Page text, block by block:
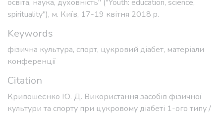
Кривошеєнко Ю. Д. Використання засобів фізичної
культури та спорту при цукровому діабеті 1-ого типу /
Кривошеєнко Ю. Д. ; наук. керівник: Козубей П. С. //
Молодь: освіта, наука, духовність = Youth: education,
science, spirituality : тези доповідей XV Всеукр. наук.
конф. студентів і молодих вчених (м. Київ, 17-19
квітня 2018 p.) / Відкритий міжнародний ун-т
розвитку людини "Україна" [та ін.]. - Київ, 2018. - Ч. 3. -
С. 50-52.